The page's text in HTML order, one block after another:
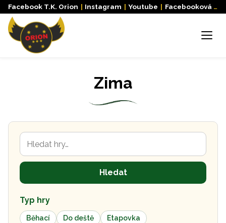
Facebook T.K. Orion | Instagram | Youtube | Facebooková skupina
Menu
Zima
Hledat hry
Hledat
Typ hry
Běhací Do deště
Etapovka